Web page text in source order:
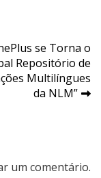
se Torna o
Repositório de
Multilíngues
da NLM”
um comentário.